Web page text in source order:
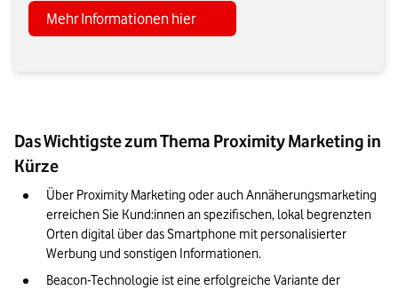
Mehr Informationen hier
Das Wichtigste zum Thema Proximity Marketing in
Kürze
Über Proximity Marketing oder auch Annäherungsmarketing
erreichen Sie Kund:innen an spezifischen, lokal begrenzten
Orten digital über das Smartphone mit personalisierter
Werbung und sonstigen Informationen.
Beacon-Technologie ist eine erfolgreiche Variante der